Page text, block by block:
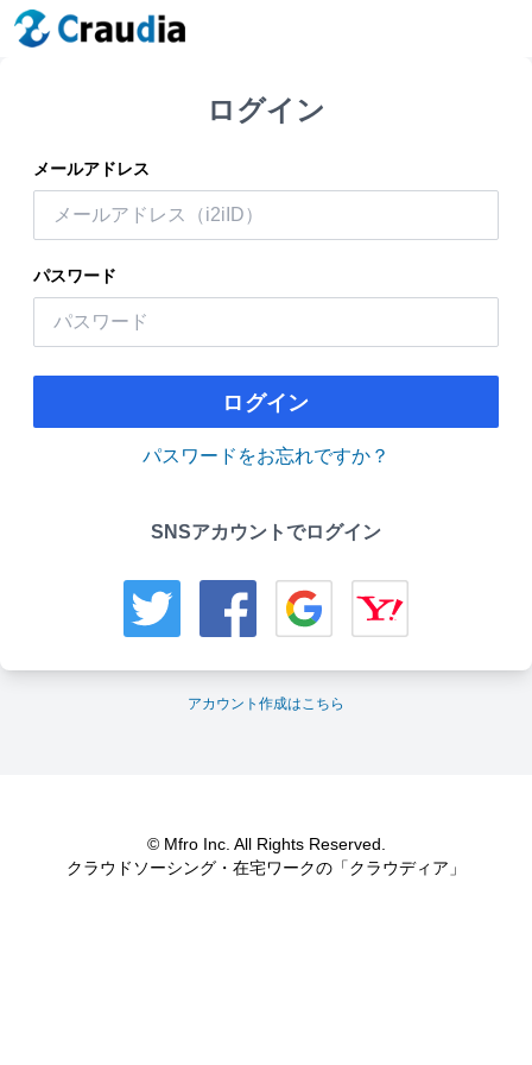
ログイン
メールアドレス
パスワード
ログイン
パスワードをお忘れですか？
SNSアカウントでログイン
アカウント作成はこちら
© Mfro Inc. All Rights Reserved.
クラウドソーシング・在宅ワークの「クラウディア」